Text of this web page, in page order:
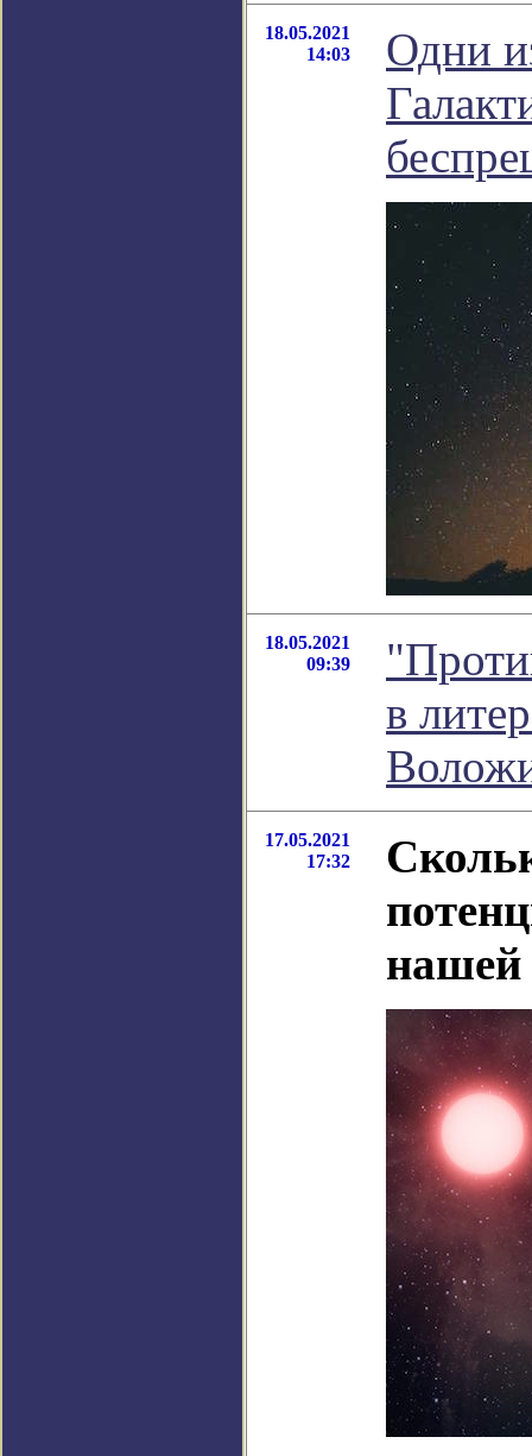
18.05.2021
14:03
Одни
18.05.2021
09:39
в
17.05.2021
17:32
нашей